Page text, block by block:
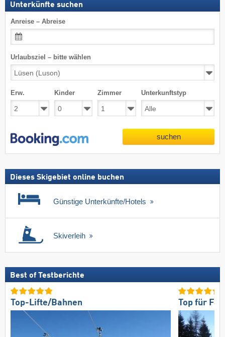
Unterkünfte suchen
Anreise – Abreise
Urlaubsziel – bitte wählen
Erw. Kinder Zimmer Unterkunftstyp
suchen
Dieses Skigebiet online buchen
Günstige Unterkünfte/Hotels
Skiverleih
Best of Testberichte
Top-Lifte/Bahnen Top für